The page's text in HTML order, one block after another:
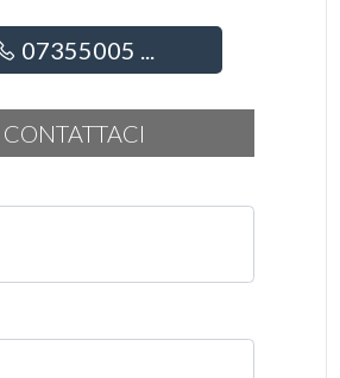
07355005 ...
CONTATTACI